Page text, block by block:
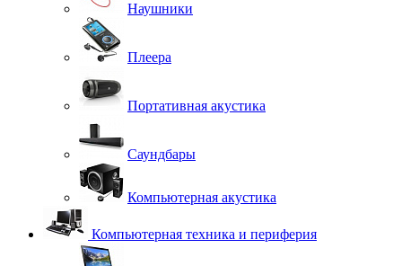
Наушники
Плеера
Портативная акустика
Саундбары
Компьютерная акустика
Компьютерная техника и периферия